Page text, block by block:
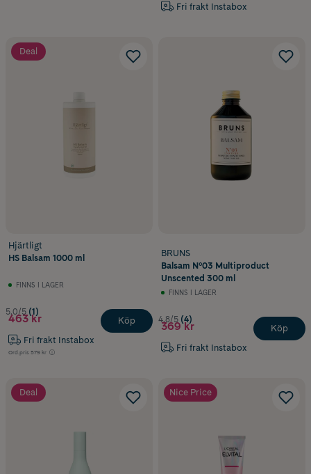
Fri frakt Instabox
Deal
Hjärtligt
HS Balsam 1000 ml
FINNS I LAGER
5.0/5 (1)
463 kr
Fri frakt Instabox
Ord.pris 579 kr
Köp
BRUNS
Balsam Nº03 Multiproduct
Unscented 300 ml
FINNS I LAGER
4.8/5 (4)
369 kr
Fri frakt Instabox
Köp
Deal Nice Price